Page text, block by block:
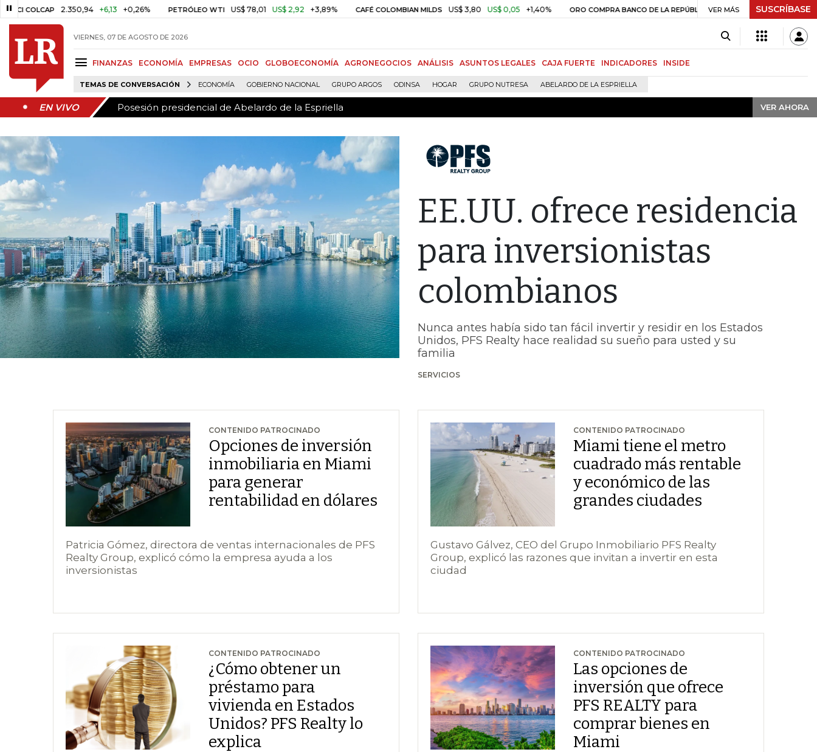
COLCAP 2.350,94 +6,13 +0,26% PETRÓLEO WTI US$ 78,01 US$ 2,92 +3,89% CAFÉ COLOMBIAN MILDS US$ 3,80 US$ 0,05 +1,40% ORO COMPRA BANCO DE LA REPÚBLICA $ 408.498,97 +$ 8.753,81
VER MÁS SUSCRÍBASE
VIERNES, 07 DE AGOSTO DE 2026
FINANZAS ECONOMÍA EMPRESAS OCIO GLOBOECONOMÍA AGRONEGOCIOS ANÁLISIS ASUNTOS LEGALES CAJA FUERTE INDICADORES INSIDE
TEMAS DE CONVERSACIÓN ECONOMÍA GOBIERNO NACIONAL GRUPO ARGOS ODINSA HOGAR GRUPO NUTRESA ABELARDO DE LA ESPRIELLA
EN VIVO Posesión presidencial de Abelardo de la Espriella VER AHORA
EN VIVO Posesión presidencial de Abelardo de la Espriella VER AHORA
EE.UU. ofrece residencia
para inversionistas
colombianos
Nunca antes había sido tan fácil invertir y residir en los Estados
Unidos, PFS Realty hace realidad su sueño para usted y su
familia
SERVICIOS
CONTENIDO PATROCINADO
Opciones de inversión
inmobiliaria en Miami
para generar
rentabilidad en dólares
Patricia Gómez, directora de ventas internacionales de PFS
Realty Group, explicó cómo la empresa ayuda a los
inversionistas
CONTENIDO PATROCINADO
Miami tiene el metro
cuadrado más rentable
y económico de las
grandes ciudades
Gustavo Gálvez, CEO del Grupo Inmobiliario PFS Realty
Group, explicó las razones que invitan a invertir en esta
ciudad
CONTENIDO PATROCINADO
¿Cómo obtener un
préstamo para
vivienda en Estados
Unidos? PFS Realty lo
explica
CONTENIDO PATROCINADO
Las opciones de
inversión que ofrece
PFS REALTY para
comprar bienes en
Miami